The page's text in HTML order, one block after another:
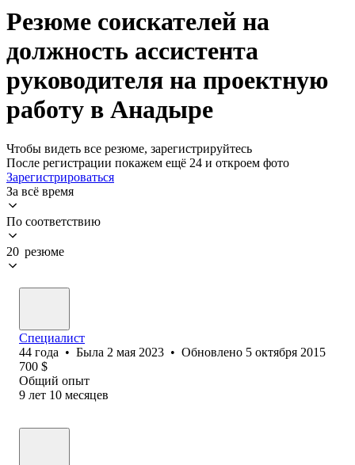
Резюме соискателей на
должность ассистента
руководителя на проектную
работу в Анадыре
Чтобы видеть все резюме, зарегистрируйтесь
После регистрации покажем ещё 24 и откроем фото
Зарегистрироваться
За всё время
По соответствию
20 резюме
Специалист
44 года • Была 2 мая 2023 • Обновлено 5 октября 2015
700 $
Общий опыт
9 лет 10 месяцев